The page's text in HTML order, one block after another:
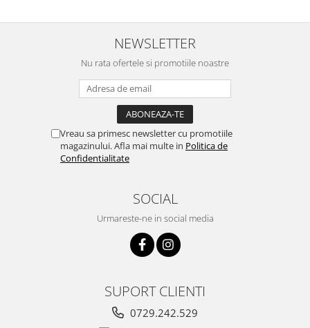
NEWSLETTER
Nu rata ofertele si promotiile noastre
Vreau sa primesc newsletter cu promotiile
magazinului. Afla mai multe in Politica de
Confidentialitate
SOCIAL
Urmareste-ne in social media
SUPORT CLIENTI
0729.242.529